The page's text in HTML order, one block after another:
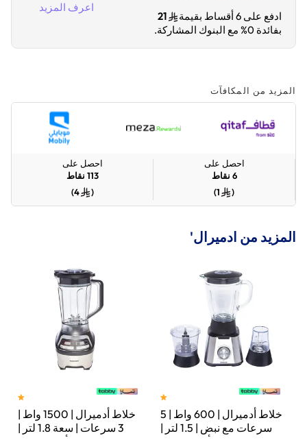
ادفع على 6 أقساط بقيمة
21
بفائدة 0% مع البنوك المشاركة.
اعرف المزيد
المزيد من المكافآت
احصل على
6 نقاط
(
1
)
احصل على
113 نقاط
(
4
)
المزيد من ادميرال'
خلاط أدميرال | 1500 واط |
3 سرعات | سعة 1.8 لتر |
خلاط أدميرال | 600 واط | 5
سرعات مع نبض | 1.5 لتر |